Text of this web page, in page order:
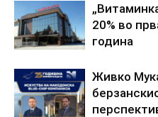
20% во
година
Живко